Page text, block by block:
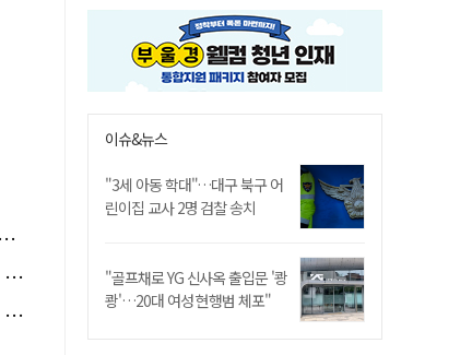
이슈&뉴스
"3세 아동 학대"…대구 북구 어
린이집 교사 2명 검찰 송치
"골프채로 YG 신사옥 출입문 '쾅
쾅'…20대 여성 현행범 체포"